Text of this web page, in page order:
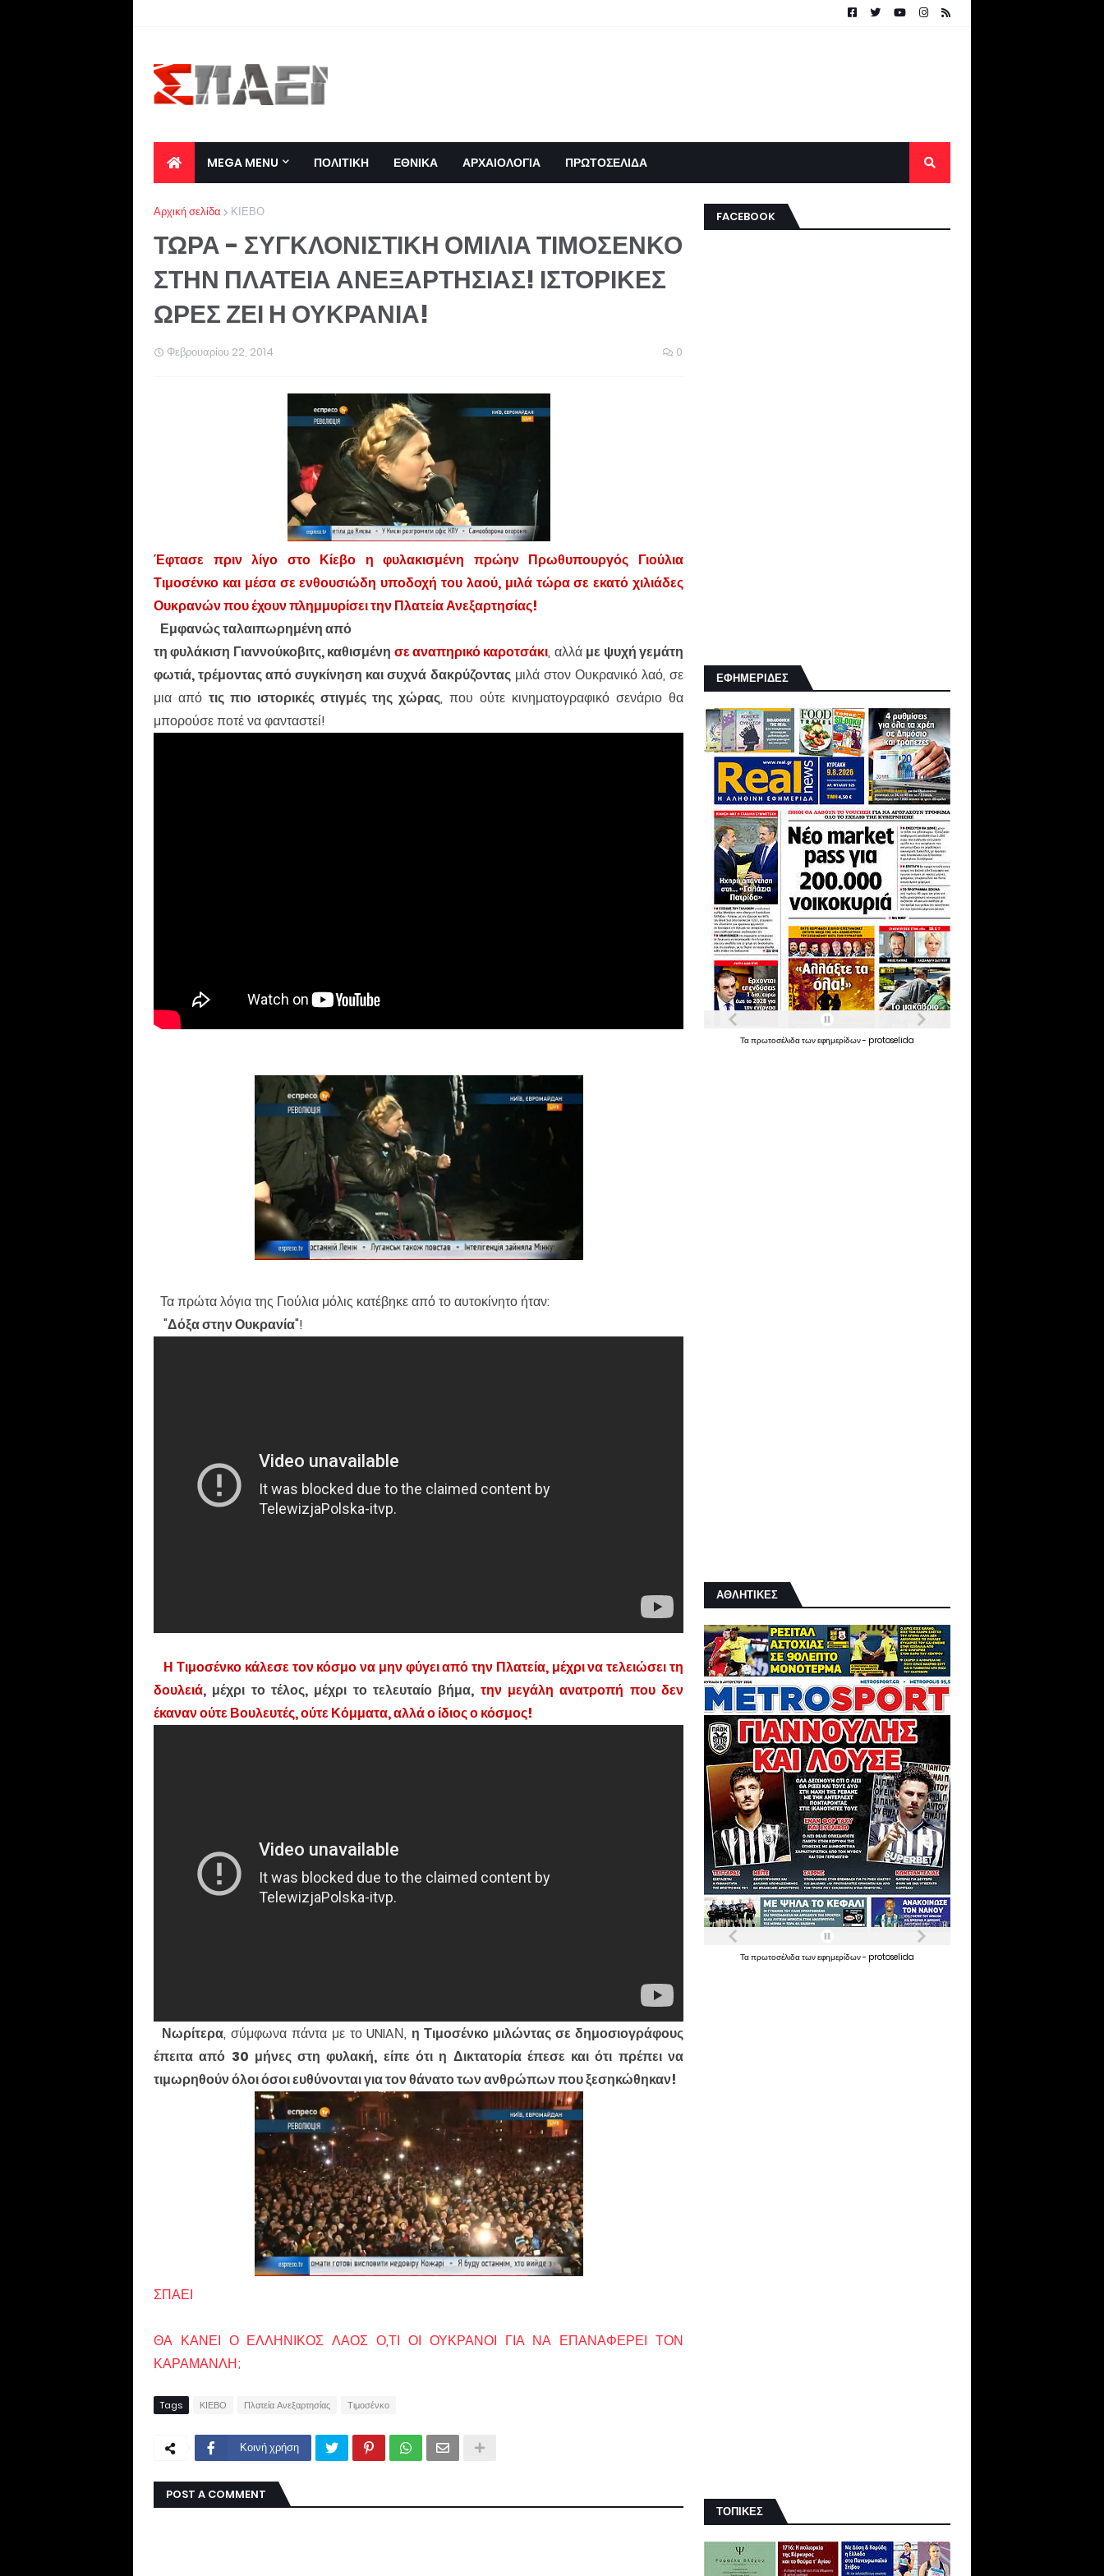
MEGA MENU ΠΟΛΙΤΙΚΗ ΕΘΝΙΚΑ ΑΡΧΑΙΟΛΟΓΙΑ ΠΡΩΤΟΣΕΛΙΔΑ
Αρχική σελίδα ΚΙΕΒΟ
ΤΩΡΑ - ΣΥΓΚΛΟΝΙΣΤΙΚΗ ΟΜΙΛΙΑ ΤΙΜΟΣΕΝΚΟ
ΣΤΗΝ ΠΛΑΤΕΙΑ ΑΝΕΞΑΡΤΗΣΙΑΣ! ΙΣΤΟΡΙΚΕΣ
ΩΡΕΣ ΖΕΙ Η ΟΥΚΡΑΝΙΑ!
Φεβρουαρίου 22, 2014 0
Έφτασε πριν λίγο στο Κίεβο η φυλακισμένη πρώην Πρωθυπουργός Γιούλια
Τιμοσένκο και μέσα σε ενθουσιώδη υποδοχή του λαού, μιλά τώρα σε εκατό χιλιάδες
Ουκρανών που έχουν πλημμυρίσει την Πλατεία Ανεξαρτησίας!
Εμφανώς ταλαιπωρημένη από
τη φυλάκιση Γιαννούκοβιτς, καθισμένη σε αναπηρικό καροτσάκι, αλλά με ψυχή γεμάτη
φωτιά, τρέμοντας από συγκίνηση και συχνά δακρύζονταςμιλά στον Ουκρανικό λαό, σε
μια από τις πιο ιστορικές στιγμές της χώρας, που ούτε κινηματογραφικό σενάριο θα
μπορούσε ποτέ να φανταστεί!
Τα πρώτα λόγια της Γιούλια μόλις κατέβηκε από το αυτοκίνητο ήταν:
"Δόξα στην Ουκρανία"!
Η Τιμοσένκο κάλεσε τον κόσμο να μην φύγει από την Πλατεία, μέχρι να τελειώσει τη
δουλειά, μέχρι το τέλος, μέχρι το τελευταίο βήμα, την μεγάλη ανατροπή που δεν
έκαναν ούτε Βουλευτές, ούτε Κόμματα, αλλά ο ίδιος ο κόσμος!
Νωρίτερα, σύμφωνα πάντα με το UNIAΝ, η Τιμοσένκο μιλώντας σε δημοσιογράφους
έπειτα από 30 μήνες στη φυλακή, είπε ότι η Δικτατορία έπεσε και ότι πρέπει να
τιμωρηθούν όλοι όσοι ευθύνονται για τον θάνατο των ανθρώπων που ξεσηκώθηκαν!
ΣΠΑΕΙ
ΘΑ ΚΑΝΕΙ Ο ΕΛΛΗΝΙΚΟΣ ΛΑΟΣ Ο,ΤΙ ΟΙ ΟΥΚΡΑΝΟΙ ΓΙΑ ΝΑ ΕΠΑΝΑΦΕΡΕΙ ΤΟΝ
ΚΑΡΑΜΑΝΛΗ;
Tags ΚΙΕΒΟ Πλατεία Ανεξαρτησίας Τιμοσένκο
Κοινή χρήση
POST A COMMENT
FACEBOOK
ΕΦΗΜΕΡΙΔΕΣ
Ταπρωτοσέλιδατωνεφημερίδων- protoselida
ΑΘΛΗΤΙΚΕΣ
Ταπρωτοσέλιδατωνεφημερίδων- protoselida
ΤΟΠΙΚΕΣ